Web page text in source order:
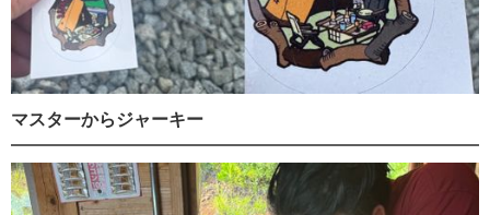
マスターからジャーキー